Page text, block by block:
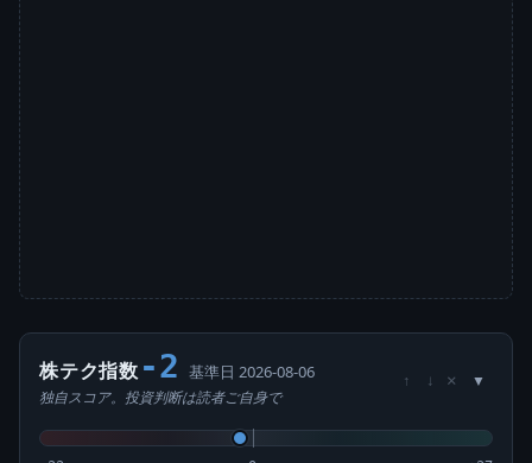
株テク指数 -2 基準日 2026-08-06
独自スコア。投資判断は読者ご自身で
↑ ↓ ×